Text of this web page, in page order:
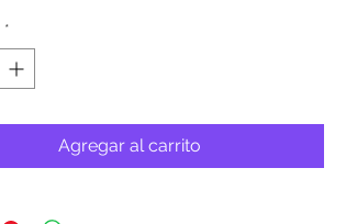
*
Agregar al carrito